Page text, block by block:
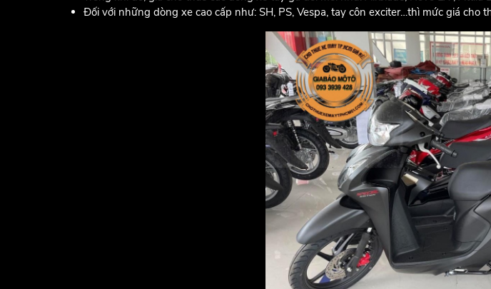
Đối với những dòng xe cao cấp như: SH, PS, Vespa, tay côn exciter…thì mức giá cho